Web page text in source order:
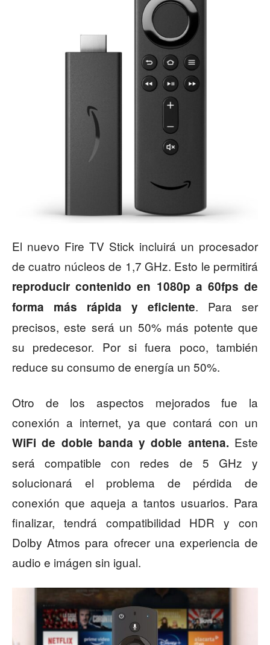
El nuevo Fire TV Stick incluirá un procesador
de cuatro núcleos de 1,7 GHz. Esto le permitirá
reproducir contenido en 1080p a 60fps de
forma más rápida y eficiente. Para ser
precisos, este será un 50% más potente que
su predecesor. Por si fuera poco, también
reduce su consumo de energía un 50%.
Otro de los aspectos mejorados fue la
conexión a internet, ya que contará con un
WiFi de doble banda y doble antena. Este
será compatible con redes de 5 GHz y
solucionará el problema de pérdida de
conexión que aqueja a tantos usuarios. Para
finalizar, tendrá compatibilidad HDR y con
Dolby Atmos para ofrecer una experiencia de
audio e imágen sin igual.